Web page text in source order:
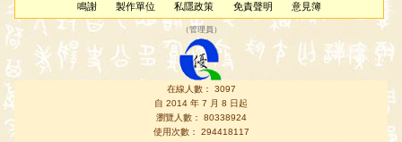
鳴謝
製作單位 私隱政策 免責聲明 意見簿
（管理員 ）
在線人數： 3097
自 2014 年 7 月 8 日起
瀏覽人數： 80338924
使用次數： 294418117